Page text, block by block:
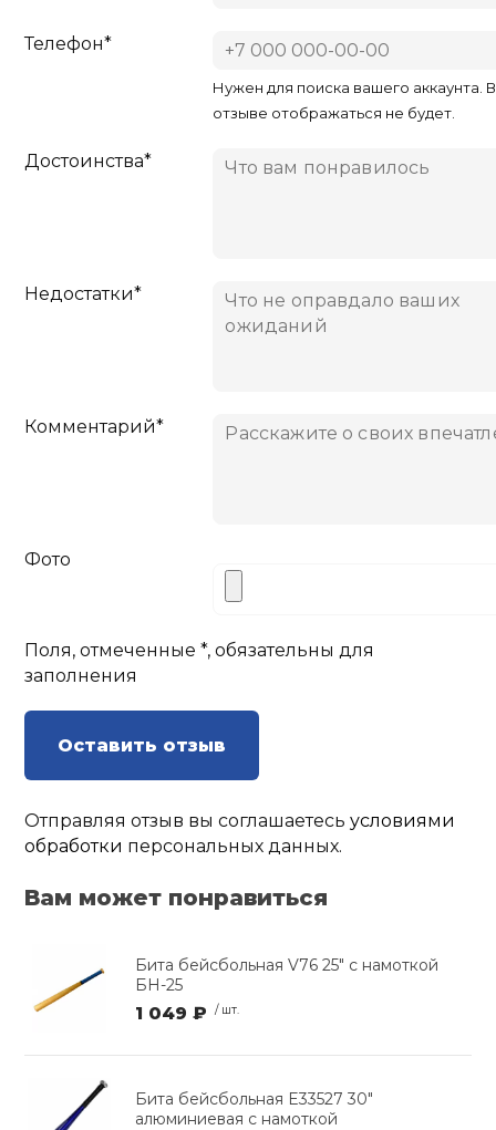
Телефон*
Нужен для поиска вашего аккаунта. В
отзыве отображаться не будет.
Достоинства*
Недостатки*
Комментарий*
Фото
Поля, отмеченные *, обязательны для
заполнения
Оставить отзыв
Отправляя отзыв вы соглашаетесьусловиями
обработки персональных данных.
Вам может понравиться
Бита бейсбольная V76 25" с намоткой
БН-25
1 049 ₽ / шт.
Бита бейсбольная E33527 30"
алюминиевая с намоткой